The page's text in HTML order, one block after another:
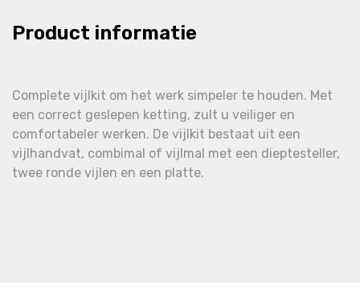
Product informatie
Complete vijlkit om het werk simpeler te houden. Met
een correct geslepen ketting, zult u veiliger en
comfortabeler werken. De vijlkit bestaat uit een
vijlhandvat, combimal of vijlmal met een dieptesteller,
twee ronde vijlen en een platte.